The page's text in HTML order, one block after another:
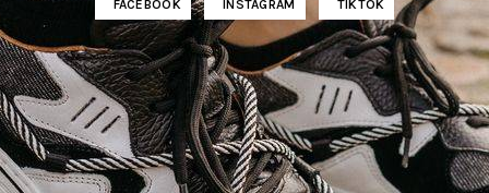
FACEBOOK INSTAGRAM TIKTOK